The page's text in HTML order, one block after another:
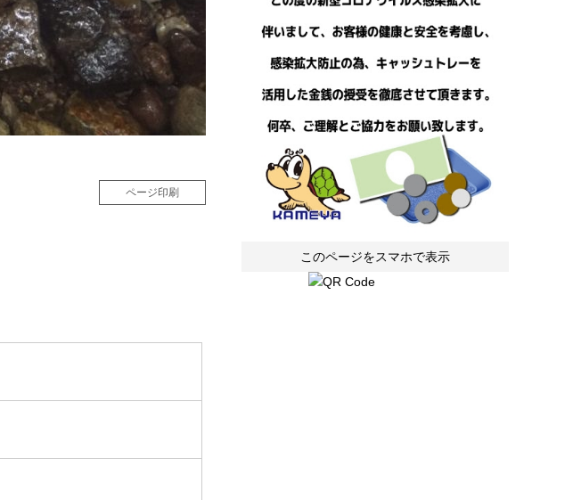
ページ印刷
このページをスマホで表示